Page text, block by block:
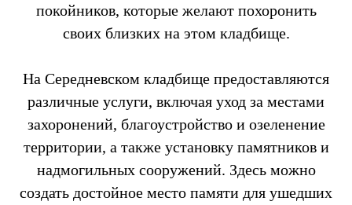
покойников, которые желают похоронить
своих близких на этом кладбище.
На Середневском кладбище предоставляются
различные услуги, включая уход за местами
захоронений, благоустройство и озеленение
территории, а также установку памятников и
надмогильных сооружений. Здесь можно
создать достойное место памяти для ушедших